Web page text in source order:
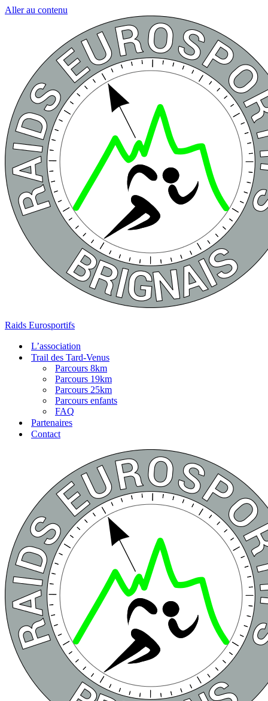
Aller au contenu
Raids Eurosportifs
L’association
Trail des Tard-Venus
Parcours 8km
Parcours 19km
Parcours 25km
Parcours enfants
FAQ
Partenaires
Contact